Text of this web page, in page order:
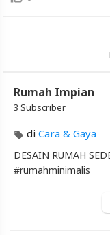
Rumah
Sederhana
5x7,5m
Shorts
Blackexpo
Platform
Rumah Impian
3 Subscriber
di Cara & Gaya
DESAIN RUMAH
#rumahminimalis